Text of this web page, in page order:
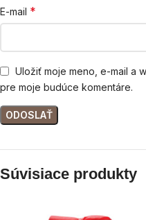
E-mail *
Uložiť moje meno, e-mail a
pre moje budúce komentáre.
Súvisiace produkty